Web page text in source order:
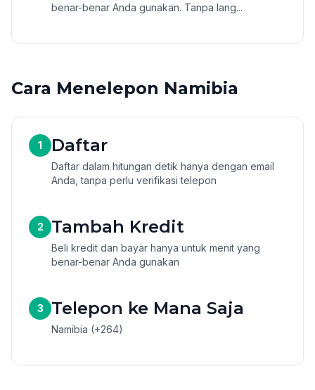
benar-benar Anda gunakan. Tanpa lang...
Cara Menelepon Namibia
1 Daftar
Daftar dalam hitungan detik hanya dengan email
Anda, tanpa perlu verifikasi telepon
2 Tambah Kredit
Beli kredit dan bayar hanya untuk menit yang
benar-benar Anda gunakan
3 Telepon ke Mana Saja
Namibia (+264)